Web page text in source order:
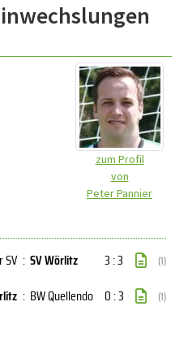
zum Profil
von
Peter Pannier
SV : SV Wörlitz 3 : 3 (1)
: BW Quellendo 0 : 3 (1)